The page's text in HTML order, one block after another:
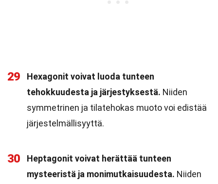
29
Hexagonit voivat luoda tunteen
tehokkuudesta ja järjestyksestä. Niiden
symmetrinen ja tilatehokas muoto voi edistää
järjestelmällisyyttä.
30
Heptagonit voivat herättää tunteen
mysteeristä ja monimutkaisuudesta. Niiden